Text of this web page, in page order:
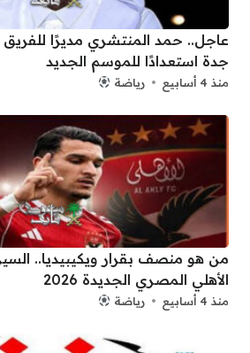
عاجل.. حمد المنتشري مديرًا للفريق
جدة استعدادًا للموسم الجديد
منذ 4 أسابيع رياضة
من هو منصف بقرار ويكيبيديا..
الأهلي المصري الجديدة 2026
منذ 4 أسابيع رياضة